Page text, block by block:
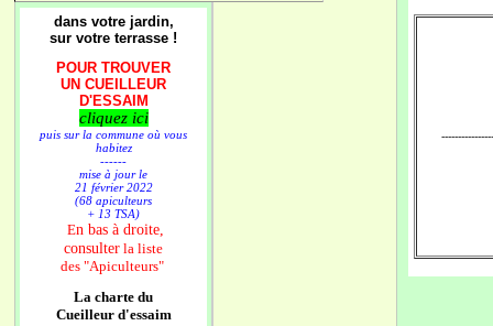
dans votre jardin,
sur votre terrasse !
POUR TROUVER
UN CUEILLEUR
D'ESSAIM
cliquez ici
puis sur la commune où vous
habitez
------
mise à jour le
21 février 2022
(68 apiculteurs
+ 13 TSA)
En bas à droite,
consulter la liste
des "Apiculteurs"
La charte du
Cueilleur d'essaim